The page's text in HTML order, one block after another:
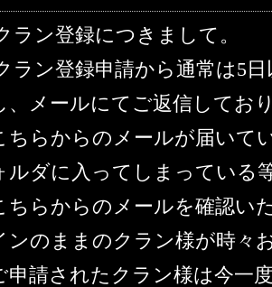
ラン登録につきまして。
ラン登録申請から通常は5
、メールにてご返信してお
ちらからのメールが届いて
ルダに入ってしまっている
ちらからのメールを確認い
ンのままのクラン様が時々
申請されたクラン様は今一